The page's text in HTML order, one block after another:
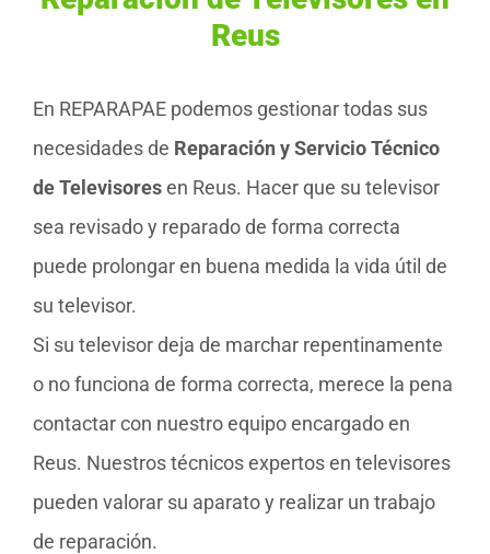
Reus
En REPARAPAE podemos gestionar todas sus
necesidades de Reparación y Servicio Técnico
de Televisoresen Reus. Hacer que su televisor
sea revisado y reparado de forma correcta
puede prolongar en buena medida la vida útil de
su televisor.
Si su televisor deja de marchar repentinamente
o no funciona de forma correcta, merece la pena
contactar con nuestro equipo encargado en
Reus. Nuestros técnicos expertos en televisores
pueden valorar su aparato y realizar un trabajo
de reparación.